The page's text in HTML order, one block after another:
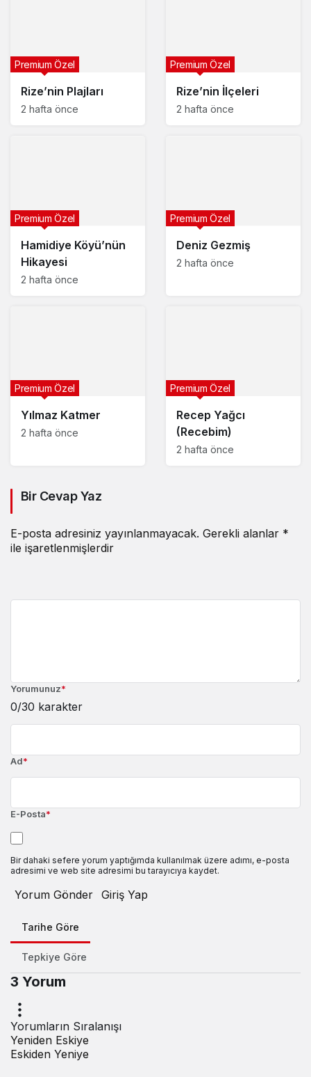
Rize’nin Plajları
Premium Özel
2 hafta önce
Rize’nin İlçeleri
Premium Özel
2 hafta önce
Hamidiye Köyü’nün
Hikayesi
Premium Özel
2 hafta önce
Deniz Gezmiş
Premium Özel
2 hafta önce
Yılmaz Katmer
Premium Özel
2 hafta önce
Recep Yağcı
(Recebim)
Premium Özel
2 hafta önce
Bir Cevap Yaz
E-posta adresiniz yayınlanmayacak. Gerekli alanlar *
ile işaretlenmişlerdir
Yorumunuz*
0/30 karakter
Ad*
E-Posta*
Bir dahaki sefere yorum yaptığımda kullanılmak üzere adımı, e-posta
adresimi ve web site adresimi bu tarayıcıya kaydet.
Yorum Gönder Giriş Yap
Tarihe Göre
Tepkiye Göre
3 Yorum
Yorumların Sıralanışı
Yeniden Eskiye
Eskiden Yeniye